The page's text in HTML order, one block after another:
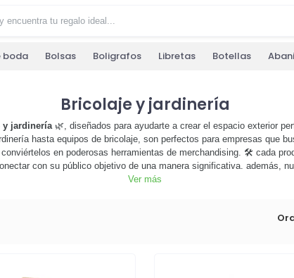
boda Bolsas Boligrafos Libretas Botellas
Bricolaje y jardinería
y jardinería🌿, diseñados para ayudarte a crear el espacio exterior
hasta equipos de bricolaje, son perfectos para empresas que
en poderosas herramientas de merchandising. 🛠️ cada
con su público objetivo de una manera significativa. además,
mucho tiempo. no esperes más, explora nuestra categoría de
Ver más